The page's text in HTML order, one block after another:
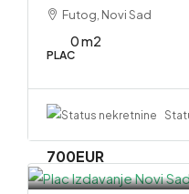
Futog, Novi Sad
0 m2
PLAC
700EUR